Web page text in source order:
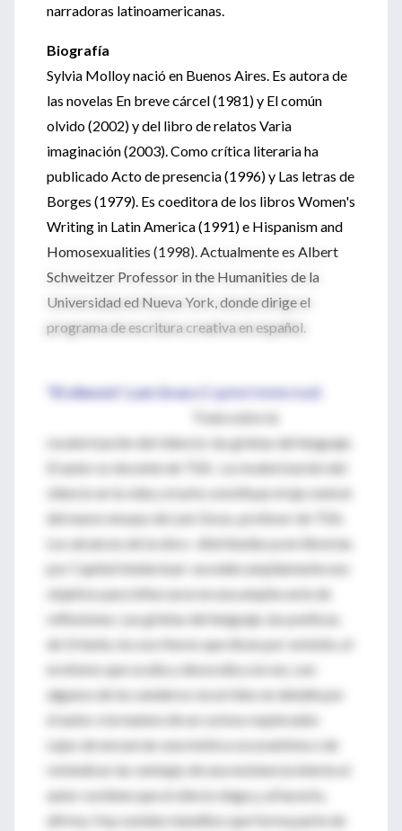
narradoras latinoamericanas.
Biografía
Sylvia Molloy nació en Buenos Aires. Es autora de
las novelas En breve cárcel (1981) y El común
olvido (2002) y del libro de relatos Varia
imaginación (2003). Como crítica literaria ha
publicado Acto de presencia (1996) y Las letras de
Borges (1979). Es coeditora de los libros Women's
Writing in Latin America (1991) e Hispanism and
Homosexualities (1998). Actualmente es Albert
Schweitzer Professor in the Humanities de la
Universidad ed Nueva York, donde dirige el
programa de escritura creativa en español.
"El silencio", Luis Gruss
(Capital Intelectual)
Trata sobre la
revalorización del silencio; las grietas del lenguaje.
El autor es docente de TEA. La revalorización del
silencio en la vida y el arte constituye el eje central
del nuevo ensayo de Luis Gruss, profesor de TEA.
Los alcances de la obra –distribuida ya en librerías
por Capital Intelectual- exceden ampliamente ese
objetivo para bifurcarse en una amplia serie de
reflexiones. Las grietas del lenguaje, las poéticas
de Oriente, los escritores que dicen por omisión, el
erotismo que oculta y desoculta a la vez, son
algunos de los senderos recorridos en detalle por
el autor a la manera de un curioso explorador.
Lejos de encunciar una mística oscurantista o de
reivindicar las ventajas de una existencia interte el
autor sostiene que el silecio niega y, al hacerlo,
afirma. Hay sonidos benditos que forma parte de